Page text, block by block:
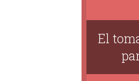
El